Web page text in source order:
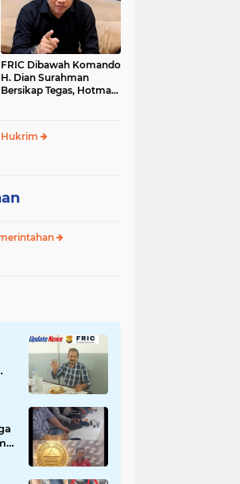
FRIC Dibawah Komando
H. Dian Surahman
Bersikap Tegas, Hotman
Merendahkan Wartawan
Hukrim